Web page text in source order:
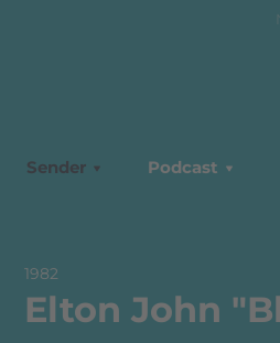
Sender Podcast
1982
Elton John